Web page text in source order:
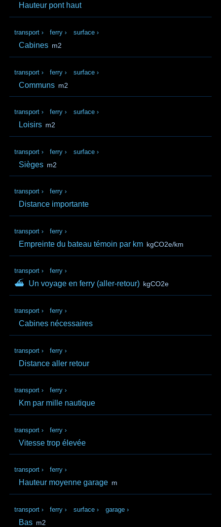
Hauteur pont haut
transport › ferry › surface ›
Cabines m2
transport › ferry › surface ›
Communs m2
transport › ferry › surface ›
Loisirs m2
transport › ferry › surface ›
Sièges m2
transport › ferry ›
Distance importante
transport › ferry ›
Empreinte du bateau témoin par km kgCO2e/km
transport › ferry ›
⛴ Un voyage en ferry (aller‑retour) kgCO2e
transport › ferry ›
Cabines nécessaires
transport › ferry ›
Distance aller retour
transport › ferry ›
Km par mille nautique
transport › ferry ›
Vitesse trop élevée
transport › ferry ›
Hauteur moyenne garage m
transport › ferry › surface › garage ›
Bas m2